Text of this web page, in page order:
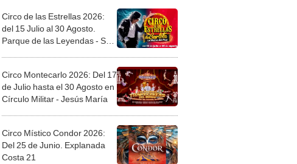
Circo de las Estrellas 2026:
del 15 Julio al 30 Agosto.
Parque de las Leyendas - San
Circo Montecarlo 2026: Del 17
de Julio hasta el 30 Agosto en
Círculo Militar - Jesús María
Circo Místico Condor 2026:
Del 25 de Junio. Explanada
Costa 21